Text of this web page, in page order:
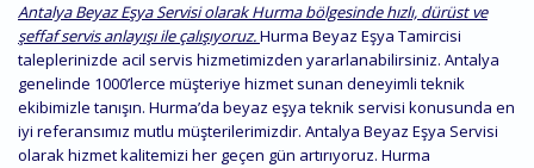
Antalya Beyaz Eşya Servisi olarak Hurma bölgesinde hızlı, dürüst ve
şeffaf servis anlayışı ile çalışıyoruz.Hurma Beyaz Eşya Tamircisi
taleplerinizde acil servis hizmetimizden yararlanabilirsiniz. Antalya
genelinde 1000’lerce müşteriye hizmet sunan deneyimli teknik
ekibimizle tanışın. Hurma’da beyaz eşya teknik servisi konusunda en
iyi referansımız mutlu müşterilerimizdir. Antalya Beyaz Eşya Servisi
olarak hizmet kalitemizi her geçen gün artırıyoruz. Hurma